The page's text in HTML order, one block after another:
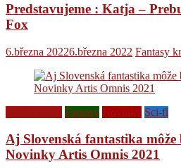
Predstavujeme : Katja –
Fox
6.března 20226.března 2022 Fantasy
Fantasy Sci-fi
Aj Slovenská fantastika
Novinky Artis Omnis 2021